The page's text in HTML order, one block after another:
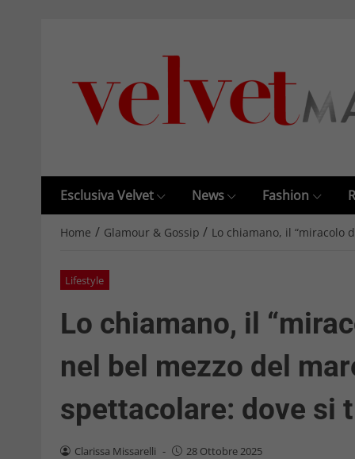
Esclusiva Velvet News Fashion
Home / Glamour & Gossip / Lo chiamano, il “miracolo
Lifestyle
Lo chiamano, il
nel bel mezzo del
spettacolare: dove si
Clarissa Missarelli - 28 Ottobre 2025